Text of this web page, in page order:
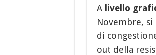
A livello
Novembre, si
di
out della